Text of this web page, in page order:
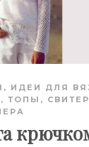
, ИДЕИ ДЛЯ
ТОПЫ ,